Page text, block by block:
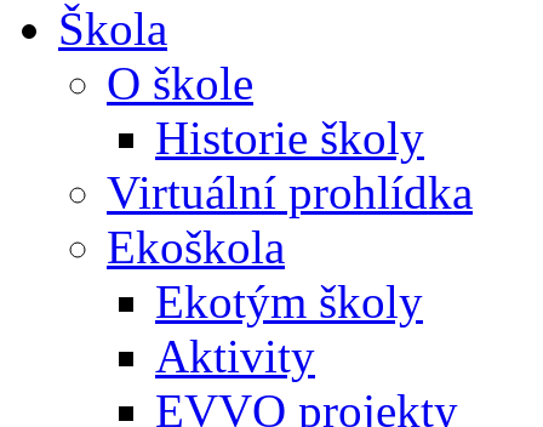
Škola
O škole
Historie školy
Virtuální prohlídka
Ekoškola
Ekotým školy
Aktivity
EVVO projekty